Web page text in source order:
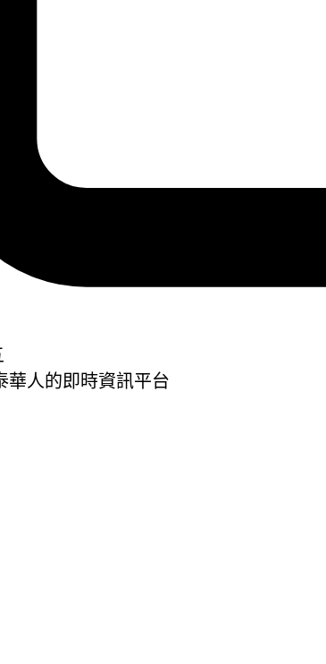
人的即時資訊平台